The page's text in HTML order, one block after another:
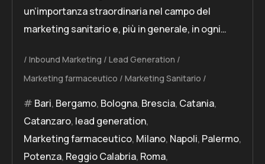
un’importanza straordinaria nel campo del
marketing sanitario e, più in generale, in ogni…
Inbound Marketing
Lead Generation
Marketing farmaceutico
Marketing Sanitario
Bari, Bergamo, Bologna, Brescia, Catania,
Catanzaro, lead generation,
Marketing farmaceutico, Milano, Napoli, Palermo,
Potenza, Reggio Calabria, Roma,